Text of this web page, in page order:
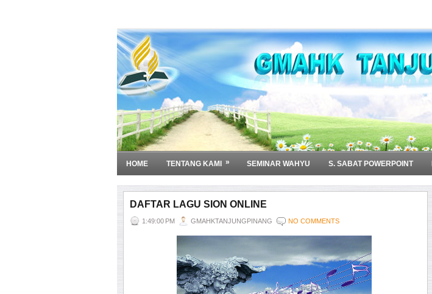
HOME TENTANG KAMI » SEMINAR WAHYU S. SABAT POWERPOINT
DAFTAR LAGU SION ONLINE
1:49:00 PM GMAHKTANJUNGPINANG NO COMMENTS